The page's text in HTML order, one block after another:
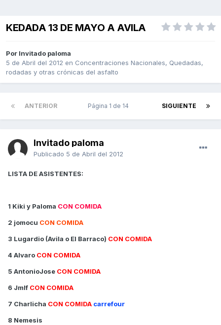
KEDADA 13 DE MAYO A AVILA
Por Invitado paloma
5 de Abril del 2012 en Concentraciones Nacionales, Quedadas,
rodadas y otras crónicas del asfalto
ANTERIOR SIGUIENTE
Página 1 de 14
Invitado paloma
Publicado 5 de Abril del 2012
LISTA DE ASISTENTES:
1 Kiki y Paloma CON COMIDA
2 jomocu CON COMIDA
3 Lugardio (Avila o El Barraco) CON COMIDA
4 Alvaro CON COMIDA
5 AntonioJose CON COMIDA
6 Jmlf CON COMIDA
7 Charlicha CON COMIDA carrefour
8 Nemesis